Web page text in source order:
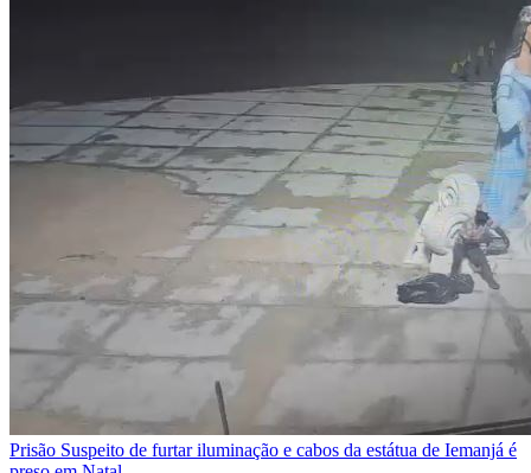
Prisão Suspeito de furtar iluminação e cabos da estátua de Iemanjá é